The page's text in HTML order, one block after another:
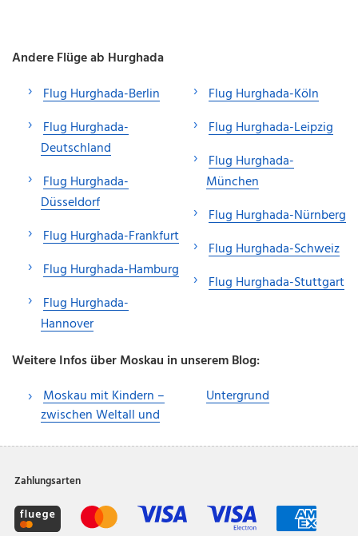
Andere Flüge ab Hurghada
Flug Hurghada-Berlin
Flug Hurghada-
Deutschland
Flug Hurghada-
Düsseldorf
Flug Hurghada-Frankfurt
Flug Hurghada-Hamburg
Flug Hurghada-
Hannover
Flug Hurghada-Köln
Flug Hurghada-Leipzig
Flug Hurghada-
München
Flug Hurghada-Nürnberg
Flug Hurghada-Schweiz
Flug Hurghada-Stuttgart
Weitere Infos über Moskau in unserem Blog:
Moskau mit Kindern –
zwischen Weltall und
Untergrund